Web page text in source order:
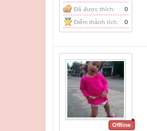
Đã được thích:
0
Điểm thành tích:
0
Offline